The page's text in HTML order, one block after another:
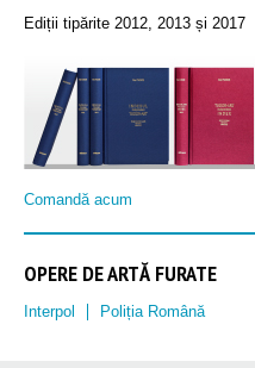
Ediții tipărite 2012, 2013 și 2017
Comandă acum
OPERE DE ARTĂ FURATE
Interpol Poliția Română